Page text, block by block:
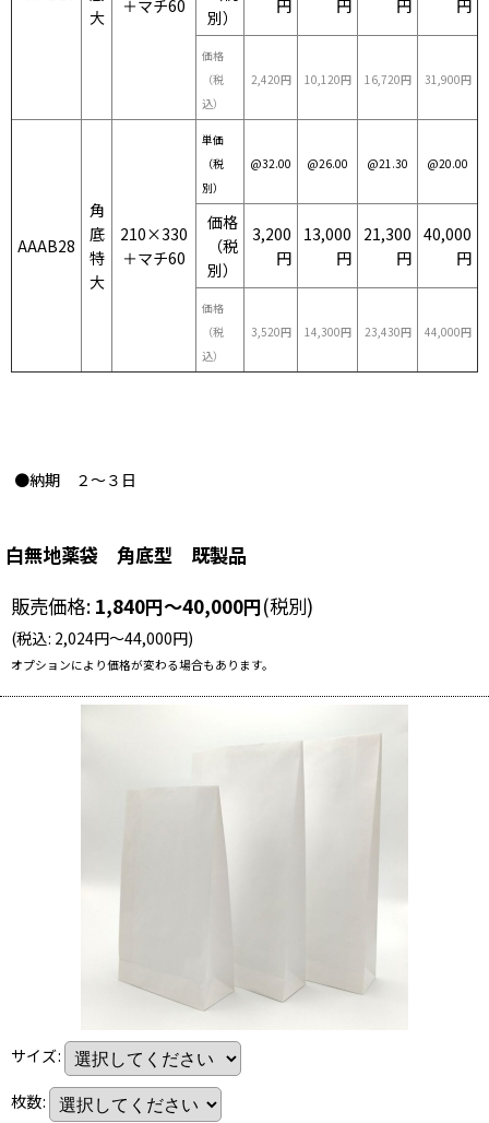
大
＋マチ60
別）
円
円
円
円
価格
（税
込）
2,420円 10,120円 16,720円 31,900円
AAAB28
角
底
特
大
210×330
＋マチ60
単価
（税
別）
@32.00 @26.00 @21.30 @20.00
価格
（税
別）
3,200
円
13,000
円
21,300
円
40,000
円
価格
（税
込）
3,520円 14,300円 23,430円 44,000円
●納期 ２〜３日
白無地薬袋 角底型 既製品
販売価格: 1,840円～40,000円(税別)
(税込: 2,024円～44,000円)
オプションにより価格が変わる場合もあります。
サイズ:
枚数: